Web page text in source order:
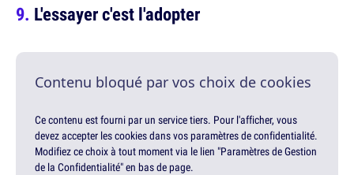
L'essayer c'est l'adopter
Contenu bloqué par vos choix de cookies
Ce contenu est fourni par un service tiers. Pour l'afficher, vous
devez accepter les cookies dans vos paramètres de confidentialité.
Modifiez ce choix à tout moment via le lien "Paramètres de Gestion
de la Confidentialité" en bas de page.